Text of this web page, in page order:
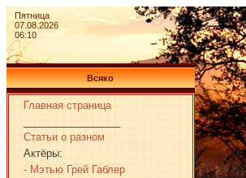
Пятница
07.08.2026
06:10
Всяко
Главная страница
Статьи о разном
Актёры:
- Мэтью Грей Габлер